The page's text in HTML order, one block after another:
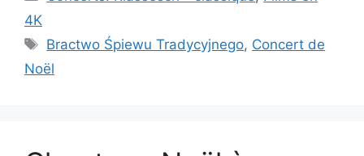
4K
Étiquettes
Bractwo Śpiewu Tradycyjnego, Concert de
Noël